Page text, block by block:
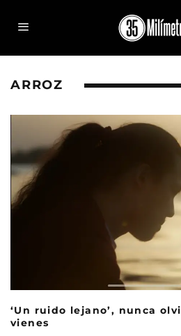
ARROZ
‘Un ruido lejano’, nunca
vienes